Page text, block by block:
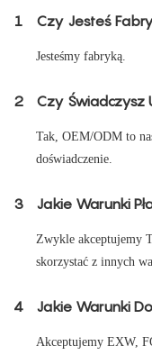
1 Czy Jesteś
Jesteśmy fabryką.
2 Czy Świadczysz
Tak, OEM/ODM to
doświadczenie.
3 Jakie Warunki
Zwykle akceptujemy
skorzystać z innych
4 Jakie Warunki
Akceptujemy EXW,